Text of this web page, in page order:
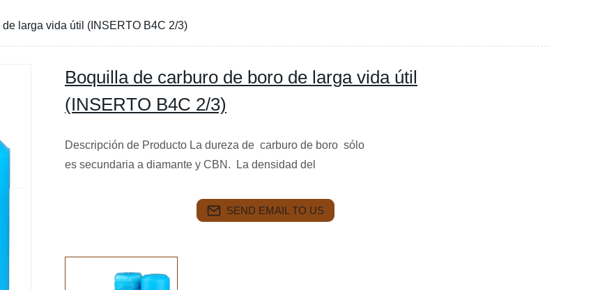
larga vida útil (INSERTO B4C 2/3)
Boquilla de carburo de boro de larga vida útil
(INSERTO B4C 2/3)
Descripción de Producto La dureza de carburo de boro sólo
es secundaria a diamante y CBN. La densidad del
SEND EMAIL TO US